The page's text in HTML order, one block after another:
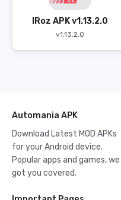
IRoz APK v1.13.2.0
v1.13.2.0
Automania APK
Download Latest MOD APKs
for your Android device.
Popular apps and games, we
got you covered.